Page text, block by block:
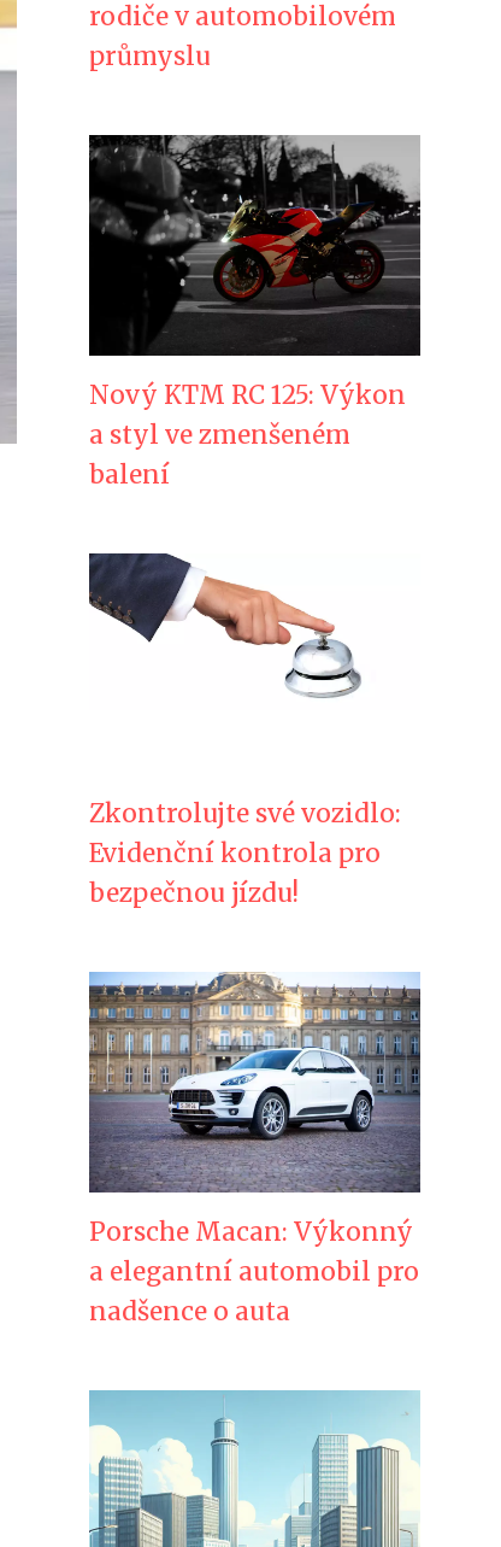
rodiče v automobilovém
průmyslu
Nový KTM RC 125: Výkon
a styl ve zmenšeném
balení
Zkontrolujte své vozidlo:
Evidenční kontrola pro
bezpečnou jízdu!
Porsche Macan: Výkonný
a elegantní automobil pro
nadšence o auta